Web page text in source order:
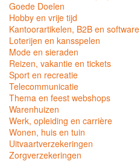
Goede Doelen
Hobby en vrije tijd
Kantoorartikelen, B2B en software
Loterijen en kansspelen
Mode en sieraden
Reizen, vakantie en tickets
Sport en recreatie
Telecommunicatie
Thema en feest webshops
Warenhuizen
Werk, opleiding en carrière
Wonen, huis en tuin
Uitvaartverzekeringen
Zorgverzekeringen